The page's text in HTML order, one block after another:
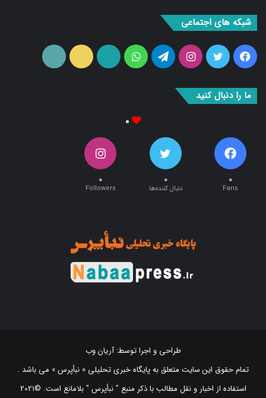
شبکه های اجتماعی
فیس
توییتر اینستاگرامتلگرام واتس
آپارات ایتا
ما را دنبال کنید
۰
۰
Fans
۰
دنبال کننده‌ها
۰
Followers
طراحی و اجرا توسط:آریان وب
تمام حقوق این سایت متعلق به پایگاه خبری تحلیلی « نبأپرس » می باشد .
استفاده از اخبار و نقل مطالب با ذکر منبع "‌ نبأپرس " بلامانع است. ©2021